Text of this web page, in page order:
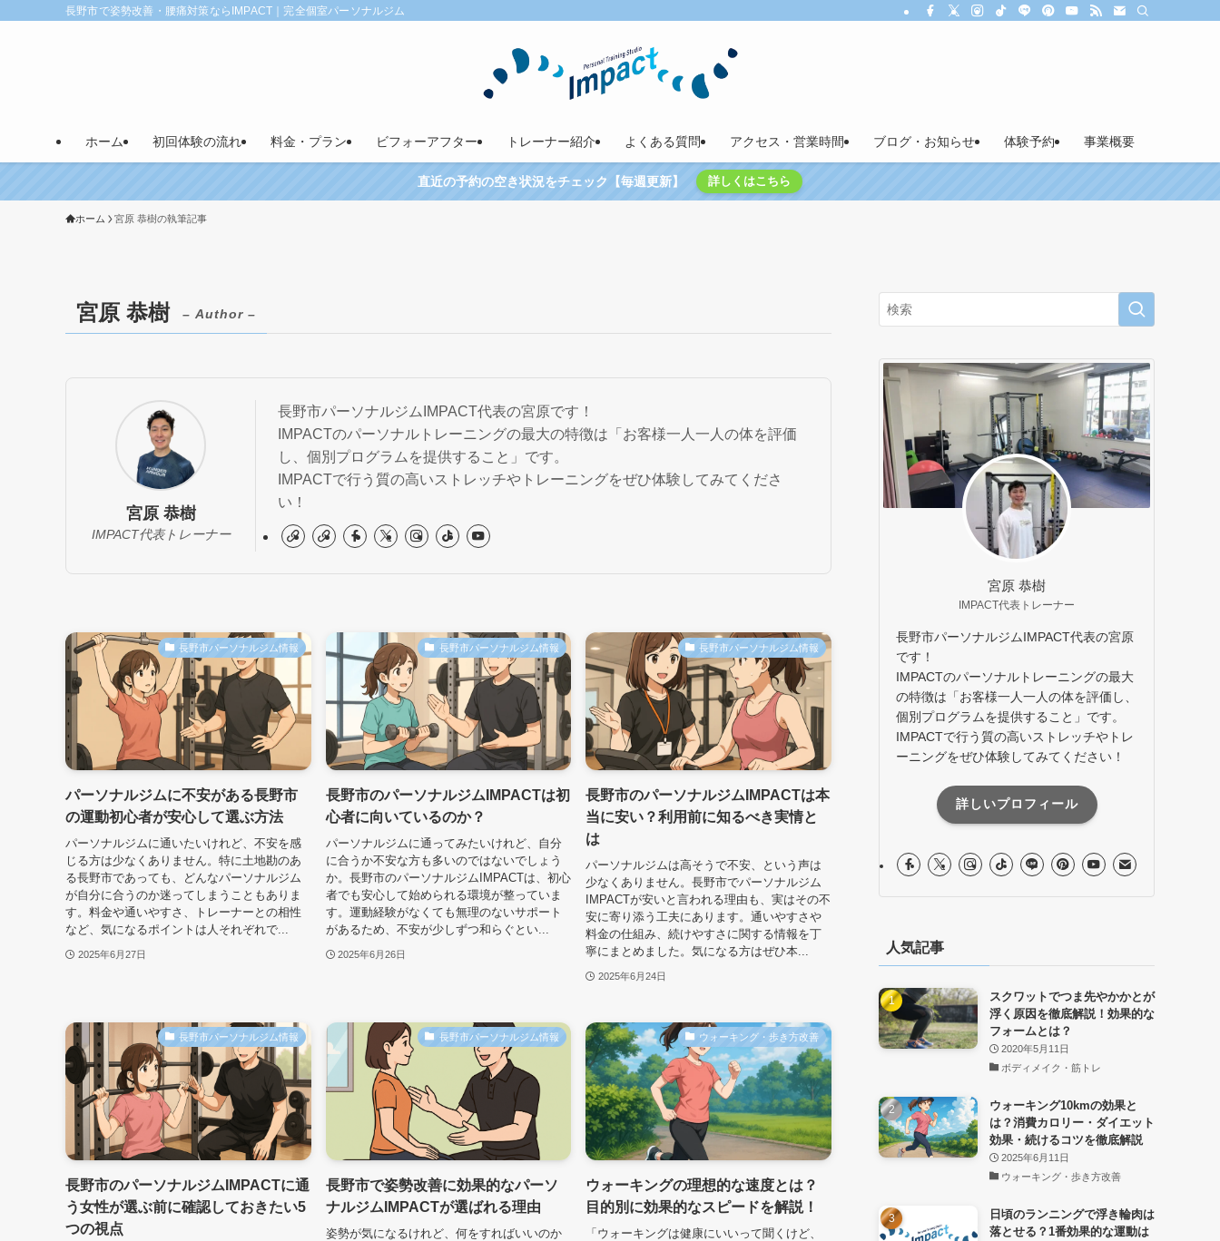
長野市で姿勢改善・腰痛対策ならIMPACT｜完全個室パーソナルジム
ホーム 初回体験の流れ 料金・プラン ビフォーアフター トレーナー紹介 よくある質問 アクセス・営業時間 ブログ・お知らせ 体験予約 事業概要
直近の予約の空き状況をチェック【毎週更新】 詳しくはこちら
ホーム 宮原 恭樹の執筆記事
宮原 恭樹 – Author –
宮原 恭樹
IMPACT代表トレーナー
長野市パーソナルジムIMPACT代表の宮原です！
IMPACTのパーソナルトレーニングの最大の特徴は「お客様一人一人の体を評価
し、個別プログラムを提供すること」です。
IMPACTで行う質の高いストレッチやトレーニングをぜひ体験してみてくださ
い！
長野市パーソナルジム情報
パーソナルジムに不安がある長野市
の運動初心者が安心して選ぶ方法
パーソナルジムに通いたいけれど、不安を感
じる方は少なくありません。特に土地勘のあ
る長野市であっても、どんなパーソナルジム
が自分に合うのか迷ってしまうこともありま
す。料金や通いやすさ、トレーナーとの相性
など、気になるポイントは人それぞれで...
2025年6月27日
長野市パーソナルジム情報
長野市のパーソナルジムIMPACTは初
心者に向いているのか？
パーソナルジムに通ってみたいけれど、自分
に合うか不安な方も多いのではないでしょう
か。長野市のパーソナルジムIMPACTは、初心
者でも安心して始められる環境が整っていま
す。運動経験がなくても無理のないサポート
があるため、不安が少しずつ和らぐとい...
2025年6月26日
長野市パーソナルジム情報
長野市のパーソナルジムIMPACTは本
当に安い？利用前に知るべき実情と
は
パーソナルジムは高そうで不安、という声は
少なくありません。長野市でパーソナルジム
IMPACTが安いと言われる理由も、実はその不
安に寄り添う工夫にあります。通いやすさや
料金の仕組み、続けやすさに関する情報を丁
寧にまとめました。気になる方はぜひ本...
2025年6月24日
長野市パーソナルジム情報
長野市のパーソナルジムIMPACTに通
う女性が選ぶ前に確認しておきたい5
つの視点
長野市パーソナルジム情報
長野市で姿勢改善に効果的なパーソ
ナルジムIMPACTが選ばれる理由
姿勢が気になるけれど、何をすればいいのか
ウォーキング・歩き方改善
ウォーキングの理想的な速度とは？
目的別に効果的なスピードを解説！
「ウォーキングは健康にいいって聞くけど、
宮原 恭樹
IMPACT代表トレーナー
長野市パーソナルジムIMPACT代表の宮原
です！
IMPACTのパーソナルトレーニングの最大
の特徴は「お客様一人一人の体を評価し、
個別プログラムを提供すること」です。
IMPACTで行う質の高いストレッチやトレ
ーニングをぜひ体験してみてください！
詳しいプロフィール
人気記事
スクワットでつま先やかかとが
浮く原因を徹底解説！効果的な
フォームとは？
2020年5月11日
ボディメイク・筋トレ
ウォーキング10kmの効果と
は？消費カロリー・ダイエット
効果・続けるコツを徹底解説
2025年6月11日
ウォーキング・歩き方改善
日頃のランニングで浮き輪肉は
落とせる？1番効果的な運動は